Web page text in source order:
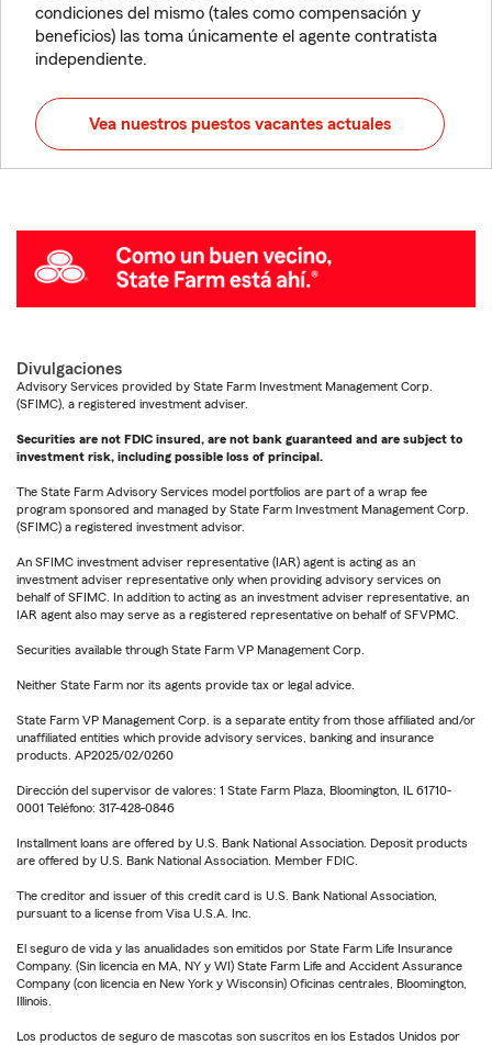
condiciones del mismo (tales como compensación y
beneficios) las toma únicamente el agente contratista
independiente.
Vea nuestros puestos vacantes actuales
Divulgaciones
Advisory Services provided by State Farm Investment Management Corp.
(SFIMC), a registered investment adviser.
Securities are not FDIC insured, are not bank guaranteed and are subject to
investment risk, including possible loss of principal.
The State Farm Advisory Services model portfolios are part of a wrap fee
program sponsored and managed by State Farm Investment Management Corp.
(SFIMC) a registered investment advisor.
An SFIMC investment adviser representative (IAR) agent is acting as an
investment adviser representative only when providing advisory services on
behalf of SFIMC. In addition to acting as an investment adviser representative, an
IAR agent also may serve as a registered representative on behalf of SFVPMC.
Securities available through State Farm VP Management Corp.
Neither State Farm nor its agents provide tax or legal advice.
State Farm VP Management Corp. is a separate entity from those affiliated and/or
unaffiliated entities which provide advisory services, banking and insurance
products. AP2025/02/0260
Dirección del supervisor de valores: 1 State Farm Plaza, Bloomington, IL 61710-
0001 Teléfono: 317-428-0846
Installment loans are offered by U.S. Bank National Association. Deposit products
are offered by U.S. Bank National Association. Member FDIC.
The creditor and issuer of this credit card is U.S. Bank National Association,
pursuant to a license from Visa U.S.A. Inc.
El seguro de vida y las anualidades son emitidos por State Farm Life Insurance
Company. (Sin licencia en MA, NY y WI) State Farm Life and Accident Assurance
Company (con licencia en New York y Wisconsin) Oficinas centrales, Bloomington,
Illinois.
Los productos de seguro de mascotas son suscritos en los Estados Unidos por